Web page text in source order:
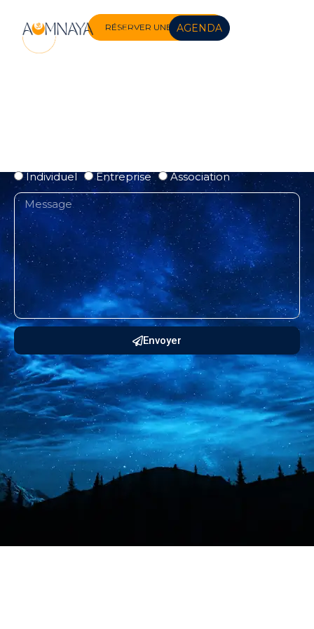
AGENDA
RÉSERVER UNE SÉANCE
OU BIEN MERCI DE REMPLIR LE FORMULAIRE CI-
DESSOUS POUR UNE DEMANDE PARTICULIÈRE
Individuel Entreprise Association
Envoyer